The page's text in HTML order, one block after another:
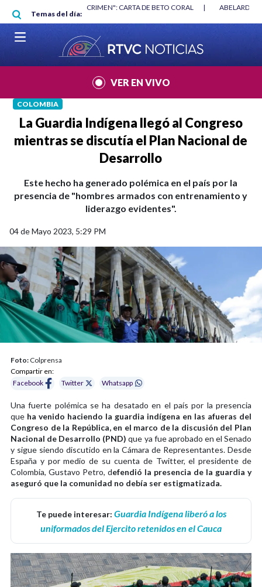
Pasar al contenido principal
Temas del día:
"HABLAR NO ES UN CRIMEN": CARTA DE BETO CORAL | ABELARDO
VER EN VIVO
COLOMBIA
La Guardia Indígena llegó al Congreso
mientras se discutía el Plan Nacional de
Desarrollo
Este hecho ha generado polémica en el país por la
presencia de "hombres armados con entrenamiento y
liderazgo evidentes".
04 de Mayo 2023, 5:29 PM
Foto: Colprensa
Compartir en:
Facebook
Twitter Whatsapp
Una fuerte polémica se ha desatado en el país por la presencia
que ha venido haciendo la guardia indígena en las afueras del
Congreso de la República, en el marco de la discusión del Plan
Nacional de Desarrollo (PND) que ya fue aprobado en el Senado
y sigue siendo discutido en la Cámara de Representantes. Desde
España y por medio de su cuenta de Twitter, el presidente de
Colombia, Gustavo Petro, defendió la presencia de la guardia y
aseguró que la comunidad no debía ser estigmatizada.
Te puede interesar: Guardia Indígena liberó a los
uniformados del Ejercito retenidos en el Cauca